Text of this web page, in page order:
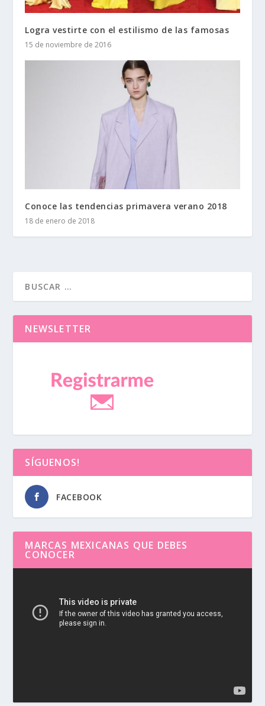
Logra vestirte con el estilismo de las famosas
15 de noviembre de 2016
Conoce las tendencias primavera verano 2018
18 de enero de 2018
NEWSLETTER
SÍGUENOS!
FACEBOOK
MARCAS MEXICANAS QUE DEBES
CONOCER